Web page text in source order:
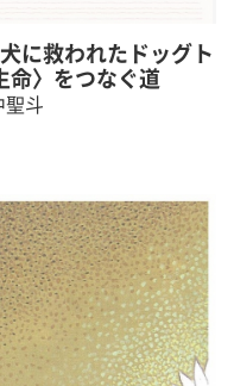
に救われたドッグト
命〉をつなぐ道
聖斗